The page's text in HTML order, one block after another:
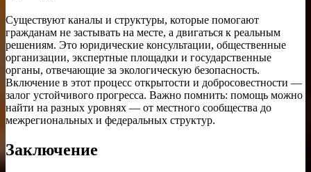
Существуют каналы и структуры, которые помогают
гражданам не застывать на месте, а двигаться к реальным
решениям. Это юридические консультации, общественные
организации, экспертные площадки и государственные
органы, отвечающие за экологическую безопасность.
Включение в этот процесс открытости и добросовестности —
залог устойчивого прогресса. Важно помнить: помощь можно
найти на разных уровнях — от местного сообщества до
межрегиональных и федеральных структур.
Заключение